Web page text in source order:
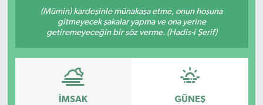
(Mümin) kardeşinle münakaşa etme, onun hoşuna
gitmeyecek şakalar yapma ve ona yerine
getiremeyeceğin bir söz verme. (Hadis-i Şerif)
İMSAK GÜNEŞ